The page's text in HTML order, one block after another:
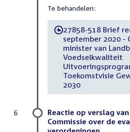
Te behandelen:
-27858-518 Brief
september 2020 -
minister van
Voedselkwaliteit
Toekomstvisie
2030
Reactie op verslag
Commissie over de
6